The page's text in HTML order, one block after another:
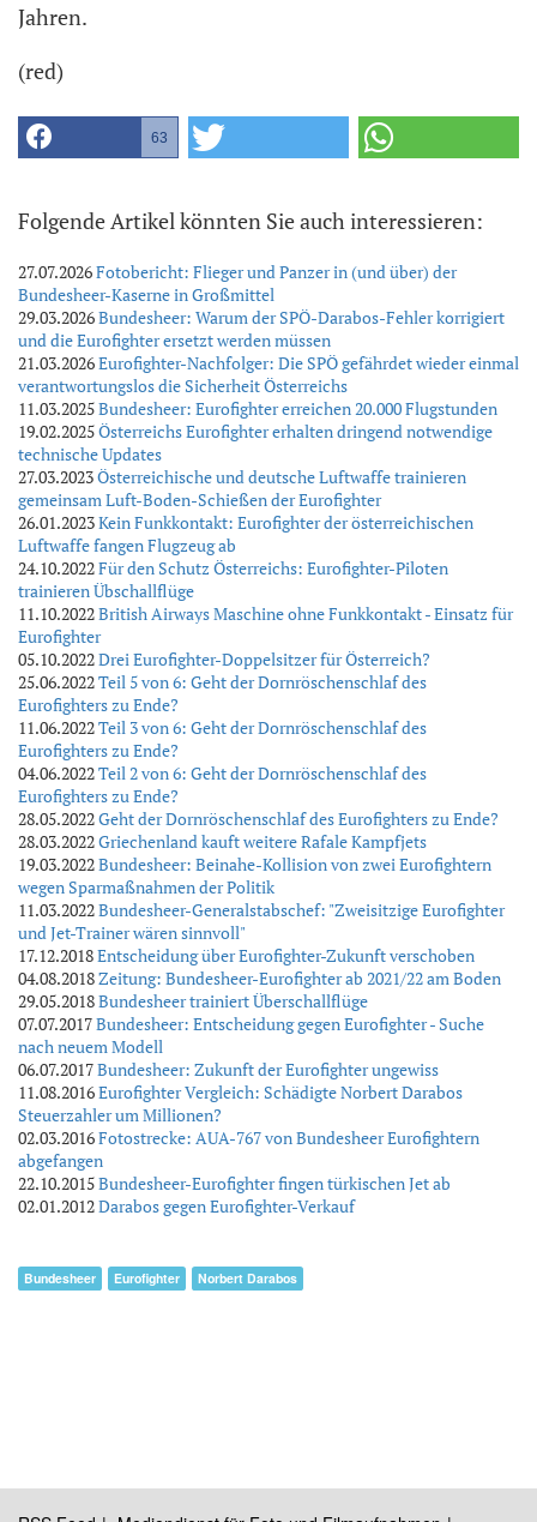
Jahren.
(red)
63
Folgende Artikel könnten Sie auch interessieren:
27.07.2026Fotobericht: Flieger und Panzer in (und über) der
Bundesheer-Kaserne in Großmittel
29.03.2026Bundesheer: Warum der SPÖ-Darabos-Fehler korrigiert
und die Eurofighter ersetzt werden müssen
21.03.2026Eurofighter-Nachfolger: Die SPÖ gefährdet wieder einmal
verantwortungslos die Sicherheit Österreichs
11.03.2025Bundesheer: Eurofighter erreichen 20.000 Flugstunden
19.02.2025Österreichs Eurofighter erhalten dringend notwendige
technische Updates
27.03.2023Österreichische und deutsche Luftwaffe trainieren
gemeinsam Luft-Boden-Schießen der Eurofighter
26.01.2023Kein Funkkontakt: Eurofighter der österreichischen
Luftwaffe fangen Flugzeug ab
24.10.2022Für den Schutz Österreichs: Eurofighter-Piloten
trainieren Übschallflüge
11.10.2022British Airways Maschine ohne Funkkontakt - Einsatz für
Eurofighter
05.10.2022Drei Eurofighter-Doppelsitzer für Österreich?
25.06.2022Teil 5 von 6: Geht der Dornröschenschlaf des
Eurofighters zu Ende?
11.06.2022Teil 3 von 6: Geht der Dornröschenschlaf des
Eurofighters zu Ende?
04.06.2022Teil 2 von 6: Geht der Dornröschenschlaf des
Eurofighters zu Ende?
28.05.2022Geht der Dornröschenschlaf des Eurofighters zu Ende?
28.03.2022Griechenland kauft weitere Rafale Kampfjets
19.03.2022Bundesheer: Beinahe-Kollision von zwei Eurofightern
wegen Sparmaßnahmen der Politik
11.03.2022Bundesheer-Generalstabschef: "Zweisitzige Eurofighter
und Jet-Trainer wären sinnvoll"
17.12.2018Entscheidung über Eurofighter-Zukunft verschoben
04.08.2018Zeitung: Bundesheer-Eurofighter ab 2021/22 am Boden
29.05.2018Bundesheer trainiert Überschallflüge
07.07.2017Bundesheer: Entscheidung gegen Eurofighter - Suche
nach neuem Modell
06.07.2017Bundesheer: Zukunft der Eurofighter ungewiss
11.08.2016Eurofighter Vergleich: Schädigte Norbert Darabos
Steuerzahler um Millionen?
02.03.2016Fotostrecke: AUA-767 von Bundesheer Eurofightern
abgefangen
22.10.2015Bundesheer-Eurofighter fingen türkischen Jet ab
02.01.2012Darabos gegen Eurofighter-Verkauf
Bundesheer Eurofighter Norbert Darabos